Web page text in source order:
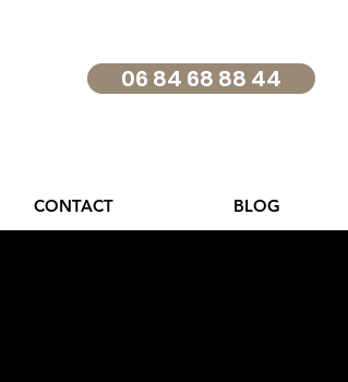
06 84 68 88 44
CONTACT BLOG